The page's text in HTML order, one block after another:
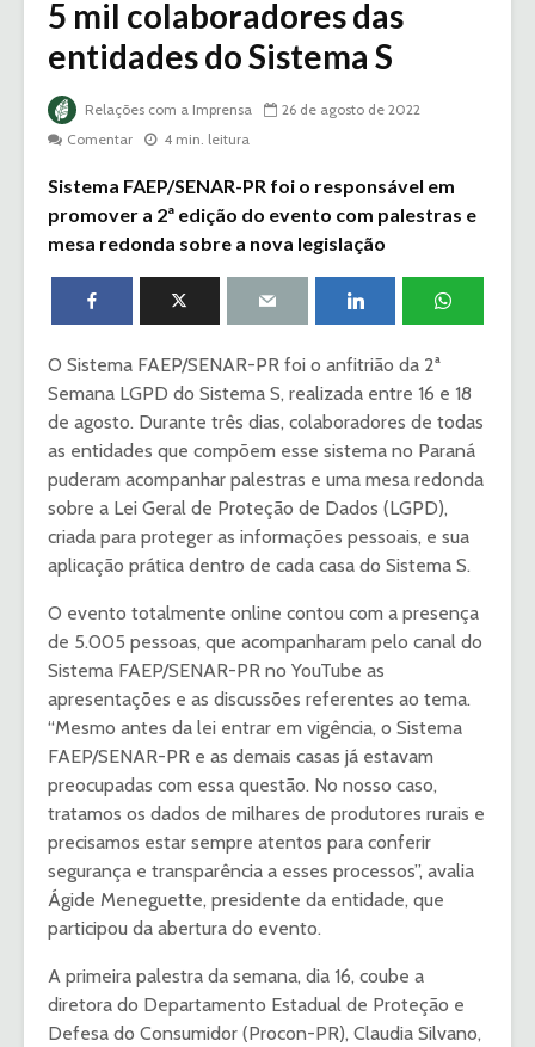
5 mil colaboradores das
entidades do Sistema S
Relações com a Imprensa
26 de agosto de 2022
Comentar
4 min. leitura
Sistema FAEP/SENAR-PR foi o responsável em
promover a 2ª edição do evento com palestras e
mesa redonda sobre a nova legislação
O Sistema FAEP/SENAR-PR foi o anfitrião da 2ª
Semana LGPD do Sistema S, realizada entre 16 e 18
de agosto. Durante três dias, colaboradores de todas
as entidades que compõem esse sistema no Paraná
puderam acompanhar palestras e uma mesa redonda
sobre a Lei Geral de Proteção de Dados (LGPD),
criada para proteger as informações pessoais, e sua
aplicação prática dentro de cada casa do Sistema S.
O evento totalmente online contou com a presença
de 5.005 pessoas, que acompanharam pelo canal do
Sistema FAEP/SENAR-PR no YouTube as
apresentações e as discussões referentes ao tema.
“Mesmo antes da lei entrar em vigência, o Sistema
FAEP/SENAR-PR e as demais casas já estavam
preocupadas com essa questão. No nosso caso,
tratamos os dados de milhares de produtores rurais e
precisamos estar sempre atentos para conferir
segurança e transparência a esses processos”, avalia
Ágide Meneguette, presidente da entidade, que
participou da abertura do evento.
A primeira palestra da semana, dia 16, coube a
diretora do Departamento Estadual de Proteção e
Defesa do Consumidor (Procon-PR), Claudia Silvano,